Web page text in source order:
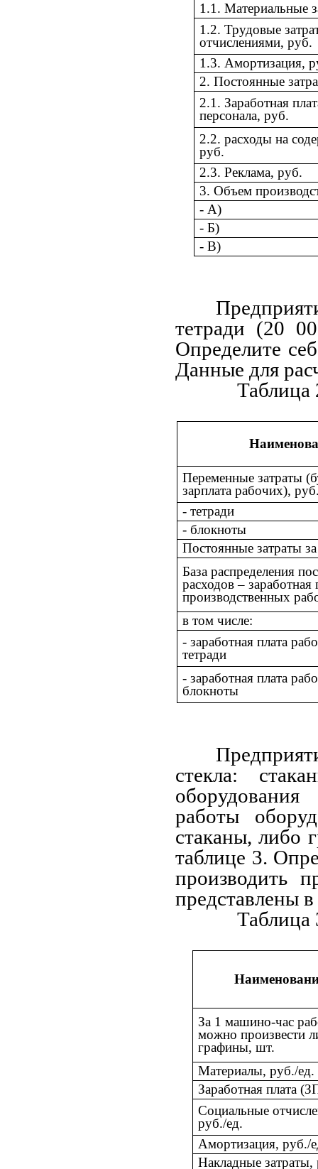
1.1. Материальные
1.2. Трудовые
отчислениями, руб.
1.3. Амортизация,
2. Постоянные
2.1. Заработная
персонала, руб.
2.2. расходы на
руб.
2.3. Реклама, руб.
3. Объем
- А)
- Б)
- В)
тетради (20
Определите
Данные для
Таблица
Переменные затраты
зарплата рабочих),
- тетради
- блокноты
Постоянные затраты
База распределения
расходов–заработная
производственных
в том числе:
- заработная плата
тетради
- заработная плата
блокноты
стекла:
работы
стаканы, либо
таблице 3.
производить
представлены
Таблица
За 1 машино-час
можно произвести
графины, шт.
Материалы, руб./ед.
Заработная плата
Социальные
руб./ед.
Амортизация, руб./
Накладные затраты,